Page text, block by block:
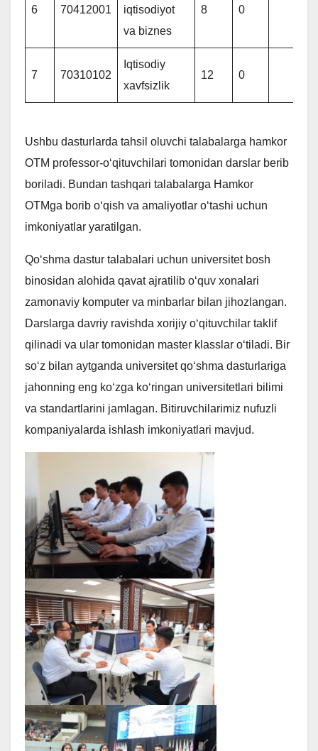
6 70412001
iqtisodiyot
va biznes
8 0
7 70310102
Iqtisodiy
xavfsizlik
12 0
Ushbu dasturlarda tahsil oluvchi talabalarga hamkor
OTM professor-o‘qituvchilari tomonidan darslar berib
boriladi. Bundan tashqari talabalarga Hamkor
OTMga borib o‘qish va amaliyotlar o‘tashi uchun
imkoniyatlar yaratilgan.
Qo‘shma dastur talabalari uchun universitet bosh
binosidan alohida qavat ajratilib o‘quv xonalari
zamonaviy komputer va minbarlar bilan jihozlangan.
Darslarga davriy ravishda xorijiy o‘qituvchilar taklif
qilinadi va ular tomonidan master klasslar o‘tiladi. Bir
so‘z bilan aytganda universitet qo‘shma dasturlariga
jahonning eng ko‘zga ko‘ringan universitetlari bilimi
va standartlarini jamlagan. Bitiruvchilarimiz nufuzli
kompaniyalarda ishlash imkoniyatlari mavjud.